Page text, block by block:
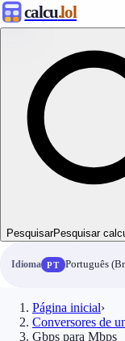
calcu.lol
PesquisarPesquisar
Idioma PT Português
Página inicial›
Conversores de
Gbps para Mbps